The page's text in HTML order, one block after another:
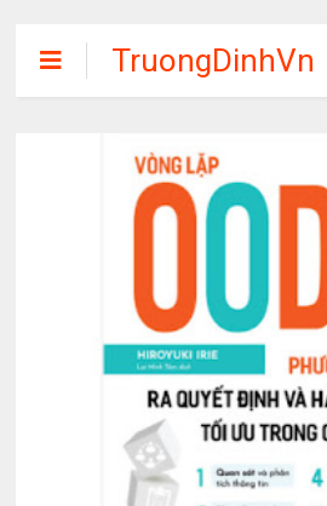
TruongDinhVn
Chia sẽ ebook,
phần mềm học
tập miễn phí